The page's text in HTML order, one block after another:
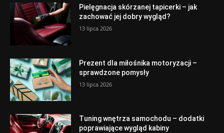
Pielęgnacja skórzanej tapicerki – jak
zachować jej dobry wygląd?
13 lipca 2026
Prezent dla miłośnika motoryzacji –
sprawdzone pomysły
13 lipca 2026
Tuning wnętrza samochodu – dodatki
poprawiające wygląd kabiny